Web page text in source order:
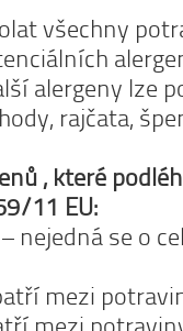
všechny
alergeny lze
rajčata,
, které
11 EU:
nejedná se o
mezi